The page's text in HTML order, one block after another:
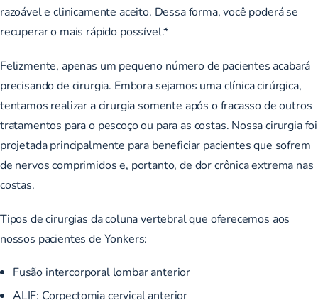
razoável e clinicamente aceito. Dessa forma, você poderá se
recuperar o mais rápido possível.*
Felizmente, apenas um pequeno número de pacientes acabará
precisando de cirurgia. Embora sejamos uma clínica cirúrgica,
tentamos realizar a cirurgia somente após o fracasso de outros
tratamentos para o pescoço ou para as costas. Nossa cirurgia foi
projetada principalmente para beneficiar pacientes que sofrem
de nervos comprimidos e, portanto, de dor crônica extrema nas
costas.
Tipos de cirurgias da coluna vertebral que oferecemos aos
nossos pacientes de Yonkers:
Fusão intercorporal lombar anterior
ALIF: Corpectomia cervical anterior